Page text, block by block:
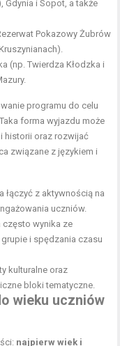
Gdynia i Sopot, a także
Pokazowy Żubrów
(np. Twierdza Kłodzka i
programu do celu
forma wyjazdu może
historii oraz rozwijać
związane z językiem i
łączyć z aktywnością na
uczniów.
często wynika ze
i spędzania czasu
kulturalne oraz
bloki tematyczne.
wieku uczniów
najpierw wiek i